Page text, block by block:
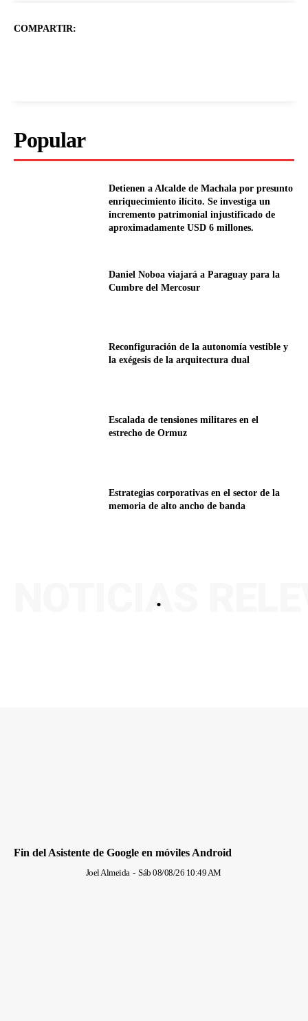
COMPARTIR:
Popular
Detienen a Alcalde de Machala por presunto
enriquecimiento ilícito. Se investiga un
incremento patrimonial injustificado de
aproximadamente USD 6 millones.
Daniel Noboa viajará a Paraguay para la
Cumbre del Mercosur
Reconfiguración de la autonomía vestible y
la exégesis de la arquitectura dual
Escalada de tensiones militares en el
estrecho de Ormuz
Estrategias corporativas en el sector de la
memoria de alto ancho de banda
.
NOTICIAS
Fin del Asistente de Google en móviles Android
Joel Almeida - Sáb 08/08/26 10:49 AM